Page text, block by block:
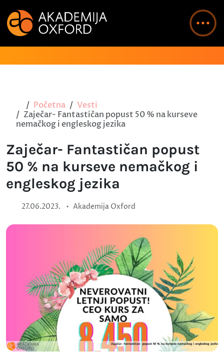
Početna
Vesti
Zaječar- Fantastičan popust 50 % na kurseve
nemačkog i engleskog jezika
Zaječar- Fantastičan popust
50 % na kurseve nemačkog i
engleskog jezika
27.06.2023. • Akademija Oxford